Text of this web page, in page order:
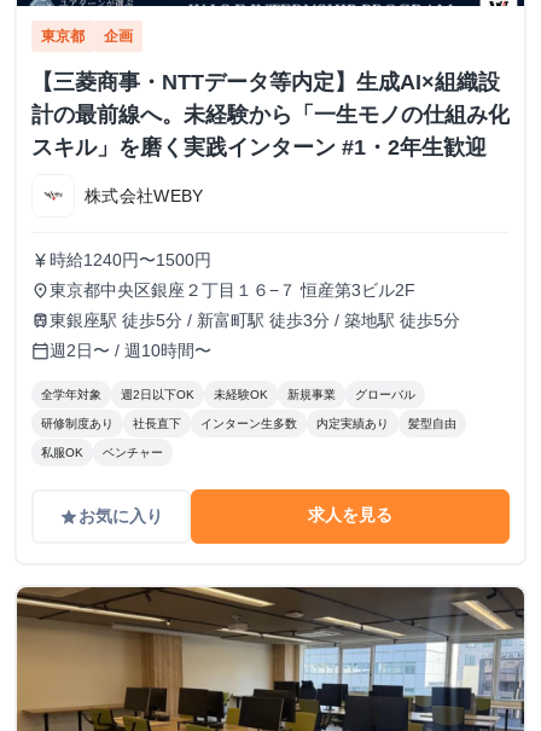
東京都 企画
【三菱商事・NTTデータ等内定】生成AI×組織設
計の最前線へ。未経験から「一生モノの仕組み化
スキル」を磨く実践インターン #1・2年生歓迎
株式会社WEBY
currency_yen 時給1240円〜1500円
place東京都中央区銀座２丁目１６−７ 恒産第3ビル2F
train東銀座駅 徒歩5分 / 新富町駅 徒歩3分 / 築地駅 徒歩5分
calendar_today週2日〜 / 週10時間〜
全学年対象 週2日以下OK 未経験OK 新規事業 グローバル
研修制度あり 社長直下 インターン生多数 内定実績あり 髪型自由
私服OK ベンチャー
gradeお気に入り 求人を見る